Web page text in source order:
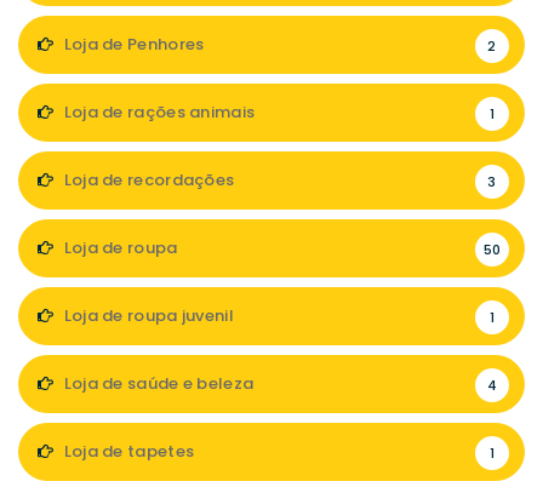
Loja de Penhores 2
Loja de rações animais 1
Loja de recordações 3
Loja de roupa 50
Loja de roupa juvenil 1
Loja de saúde e beleza 4
Loja de tapetes 1